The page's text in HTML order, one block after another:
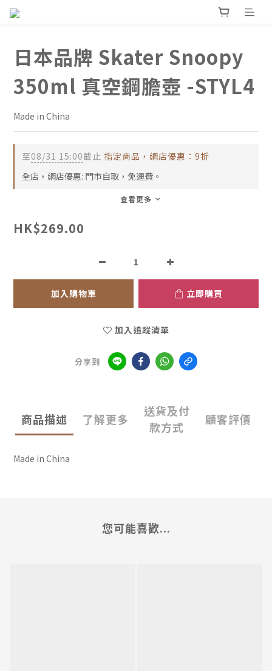
日本品牌 Skater Snoopy
350ml 真空鋼膽壺 -STYL4
Made in China
至08/31 15:00截止 指定商品，網店優惠：9折
全店，網店優惠: 門市自取，免運費。
查看更多
HK$269.00
加入購物車 立即購買
加入追蹤清單
分享到
商品描述 了解更多
送貨及付
款方式
顧客評價
Made in China
您可能喜歡...